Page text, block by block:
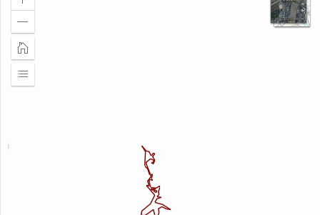
Збільшити
масштаб
Головна
сторінка
Розширити